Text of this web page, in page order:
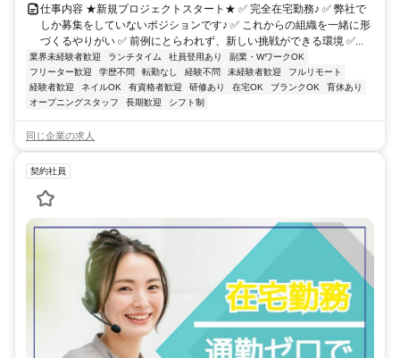
仕事内容 ★新規プロジェクトスタート★ ✅ 完全在宅勤務♪ ✅ 弊社で
しか募集をしていないポジションです♪ ✅ これからの組織を一緒に形
づくるやりがい ✅ 前例にとらわれず、新しい挑戦ができる環境 ✅...
業界未経験者歓迎 ランチタイム 社員登用あり
副業・WワークOK
フリーター歓迎
学歴不問 転勤なし 経験不問 未経験者歓迎
フルリモート
経験者歓迎
ネイルOK 有資格者歓迎 研修あり 在宅OK ブランクOK
育休あり
オープニングスタッフ
長期歓迎 シフト制
同じ企業の求人
契約社員